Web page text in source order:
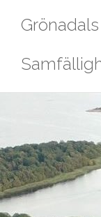
Grönadals